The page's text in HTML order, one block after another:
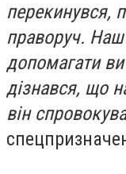
перекинувся,
праворуч.
допомагати
дізнався, що
він